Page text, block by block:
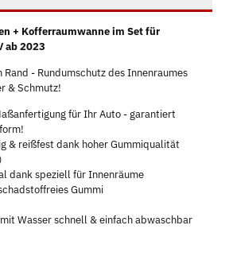
+ Kofferraumwanne im Set für
ab 2023
- Rundumschutz des Innenraumes
& Schmutz!
für Ihr Auto - garantiert
& reißfest dank hoher Gummiqualität
dank speziell für Innenräume
Gummi
Wasser schnell & einfach abwaschbar